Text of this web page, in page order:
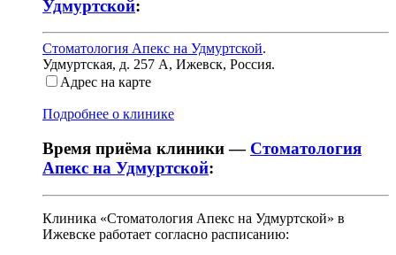
Удмуртской:
Стоматология Апекс на Удмуртской.
Удмуртская, д. 257 А, Ижевск, Россия.
Адрес на карте
Подробнее о клинике
Время приёма клиники — Стоматология
Апекс на Удмуртской:
Клиника «Стоматология Апекс на Удмуртской» в
Ижевске работает согласно расписанию: